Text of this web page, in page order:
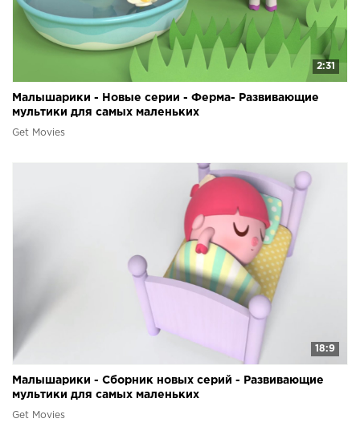
2:31
Малышарики - Новые серии - Ферма- Развивающие
мультики для самых маленьких
Get Movies
18:9
Малышарики - Сборник новых серий - Развивающие
мультики для самых маленьких
Get Movies